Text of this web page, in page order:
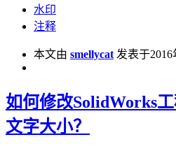
水印
注释
本文由 smellycat 发表于2016
如何修改SolidWorks
文字大小？